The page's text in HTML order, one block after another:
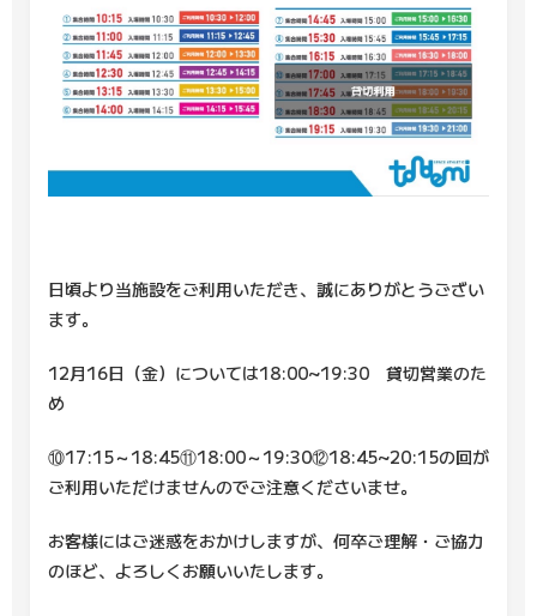
日頃より当施設をご利用いただき、誠にありがとうござい
ます。
12月16日（金）については18:00~19:30 貸切営業のた
め
⑩17:15～18:45⑪18:00～19:30⑫18:45~20:15の回が
ご利用いただけませんのでご注意くださいませ。
お客様にはご迷惑をおかけしますが、何卒ご理解・ご協力
のほど、よろしくお願いいたします。